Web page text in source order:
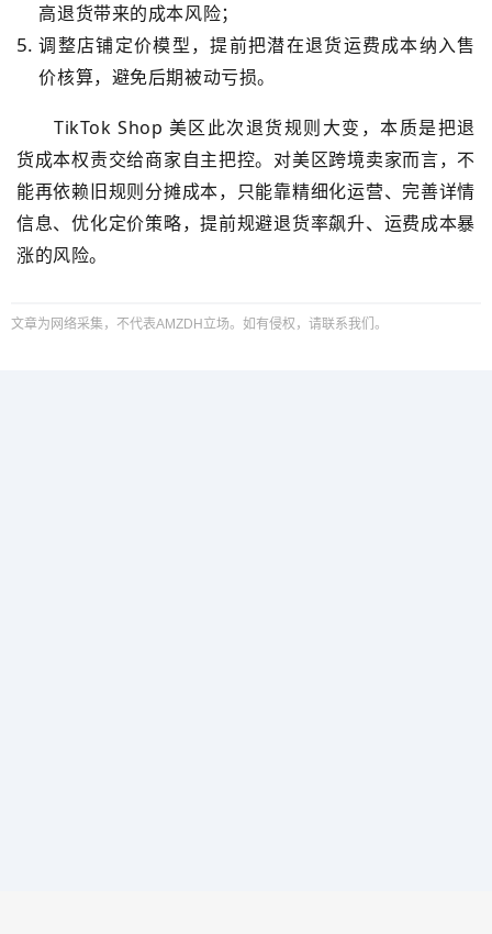
高退货带来的成本风险；
调整店铺定价模型，提前把潜在退货运费成本纳入售
价核算，避免后期被动亏损。
TikTok Shop 美区此次退货规则大变，本质是把退
货成本权责交给商家自主把控。对美区跨境卖家而言，不
能再依赖旧规则分摊成本，只能靠精细化运营、完善详情
信息、优化定价策略，提前规避退货率飙升、运费成本暴
涨的风险。
文章为网络采集，不代表AMZDH立场。如有侵权，请联系我们。